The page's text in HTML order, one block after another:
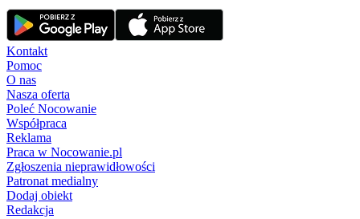
Kontakt
Pomoc
O nas
Nasza oferta
Poleć Nocowanie
Współpraca
Reklama
Praca w Nocowanie.pl
Zgłoszenia nieprawidłowości
Patronat medialny
Dodaj obiekt
Redakcja